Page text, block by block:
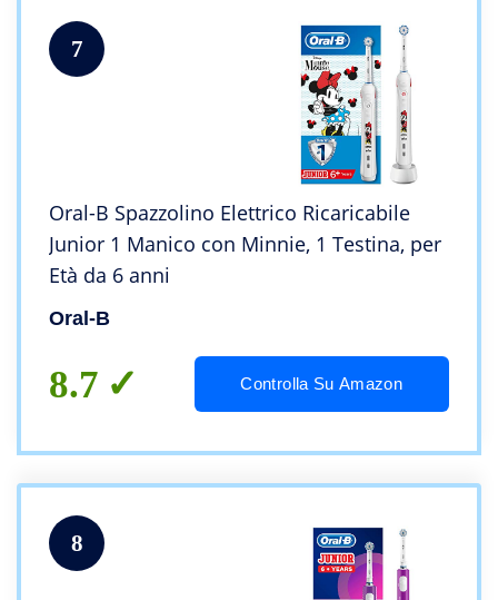
7
Oral-B Spazzolino Elettrico Ricaricabile
Junior 1 Manico con Minnie, 1 Testina, per
Età da 6 anni
Oral-B
8.7 Controlla Su Amazon
8